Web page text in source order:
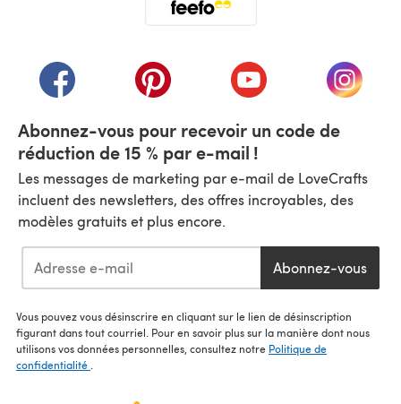
(s'ouvre dans un nouvel onglet)
(s'ouvre dans un nouvel onglet)
(s'ouvre dans un(s'ouvre
Abonnez-vous pour recevoir un code de
réduction de 15 % par e-mail !
Les messages de marketing par e-mail de LoveCrafts
incluent des newsletters, des offres incroyables, des
modèles gratuits et plus encore.
Abonnez-vous
Vous pouvez vous désinscrire en cliquant sur le lien de désinscription
figurant dans tout courriel. Pour en savoir plus sur la manière dont nous
utilisons vos données personnelles, consultez notre Politique de
confidentialité